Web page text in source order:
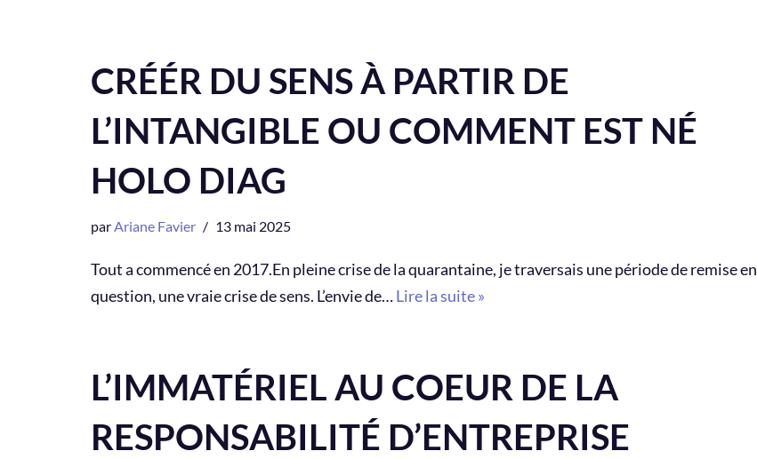
CRÉÉR DU SENS À PARTIR DE
L’INTANGIBLE OU COMMENT EST NÉ
HOLO DIAG
parAriane Favier 13 mai 2025
Tout a commencé en 2017.En pleine crise de la quarantaine, je traversais une période de remise en
question, une vraie crise de sens. L’envie de…Lire la suite »
L’IMMATÉRIEL AU COEUR DE LA
RESPONSABILITÉ D’ENTREPRISE